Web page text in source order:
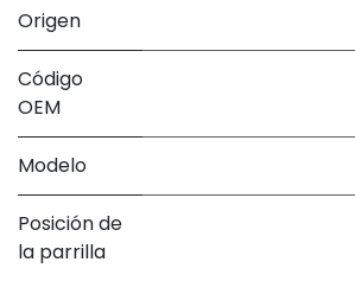
Origen
Código
OEM
Modelo
Posición de
la parrilla